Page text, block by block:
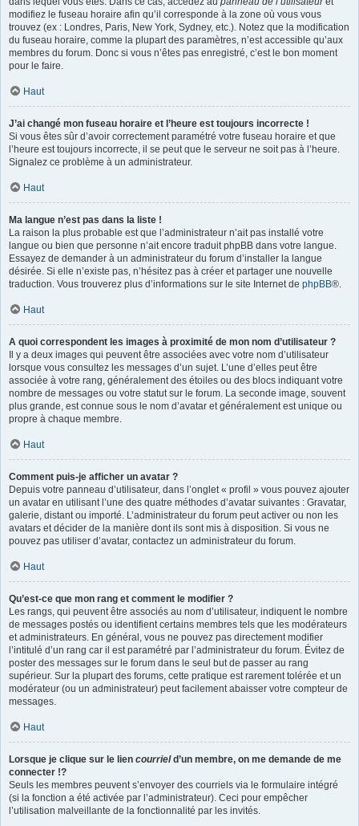
modifiez le fuseau horaire afin qu’il corresponde à la zone où vous vous
trouvez (ex : Londres, Paris, New York, Sydney, etc.). Notez que la modification
du fuseau horaire, comme la plupart des paramètres, n’est accessible qu’aux
membres du forum. Donc si vous n’êtes pas enregistré, c’est le bon moment
pour le faire.
Haut
J’ai changé mon fuseau horaire et l’heure est toujours incorrecte !
Si vous êtes sûr d’avoir correctement paramétré votre fuseau horaire et que
l’heure est toujours incorrecte, il se peut que le serveur ne soit pas à l’heure.
Signalez ce problème à un administrateur.
Haut
Ma langue n’est pas dans la liste !
La raison la plus probable est que l’administrateur n’ait pas installé votre
langue ou bien que personne n’ait encore traduit phpBB dans votre langue.
Essayez de demander à un administrateur du forum d’installer la langue
désirée. Si elle n’existe pas, n’hésitez pas à créer et partager une nouvelle
traduction. Vous trouverez plus d’informations sur le site Internet de phpBB®.
Haut
A quoi correspondent les images à proximité de mon nom d’utilisateur ?
Il y a deux images qui peuvent être associées avec votre nom d’utilisateur
lorsque vous consultez les messages d’un sujet. L’une d’elles peut être
associée à votre rang, généralement des étoiles ou des blocs indiquant votre
nombre de messages ou votre statut sur le forum. La seconde image, souvent
plus grande, est connue sous le nom d’avatar et généralement est unique ou
propre à chaque membre.
Haut
Comment puis-je afficher un avatar ?
Depuis votre panneau d’utilisateur, dans l’onglet « profil » vous pouvez ajouter
un avatar en utilisant l’une des quatre méthodes d’avatar suivantes : Gravatar,
galerie, distant ou importé. L’administrateur du forum peut activer ou non les
avatars et décider de la manière dont ils sont mis à disposition. Si vous ne
pouvez pas utiliser d’avatar, contactez un administrateur du forum.
Haut
Qu’est-ce que mon rang et comment le modifier ?
Les rangs, qui peuvent être associés au nom d’utilisateur, indiquent le nombre
de messages postés ou identifient certains membres tels que les modérateurs
et administrateurs. En général, vous ne pouvez pas directement modifier
l’intitulé d’un rang car il est paramétré par l’administrateur du forum. Évitez de
poster des messages sur le forum dans le seul but de passer au rang
supérieur. Sur la plupart des forums, cette pratique est rarement tolérée et un
modérateur (ou un administrateur) peut facilement abaisser votre compteur de
messages.
Haut
Lorsque je clique sur le lien courrield’un membre, on me demande de me
connecter !?
Seuls les membres peuvent s’envoyer des courriels via le formulaire intégré
(si la fonction a été activée par l’administrateur). Ceci pour empêcher
l’utilisation malveillante de la fonctionnalité par les invités.